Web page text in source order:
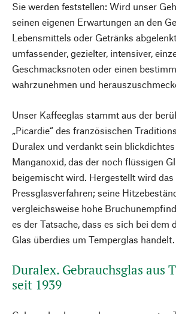
Sie werden feststellen: Wird unser
seinen eigenen Erwartungen an den
Lebensmittels oder Getränks
umfassender, gezielter, intensiver,
Geschmacksnoten oder einen
wahrzunehmen und
Unser Kaffeeglas stammt aus der
„Picardie“ des französischen
Duralex und verdankt sein
Manganoxid, das der noch flüssigen
beigemischt wird. Hergestellt wird
Pressglasverfahren; seine
vergleichsweise hohe
es der Tatsache, dass es sich bei dem
Glas überdies um Temperglas handelt.
Duralex. Gebrauchsglas aus
seit 1939